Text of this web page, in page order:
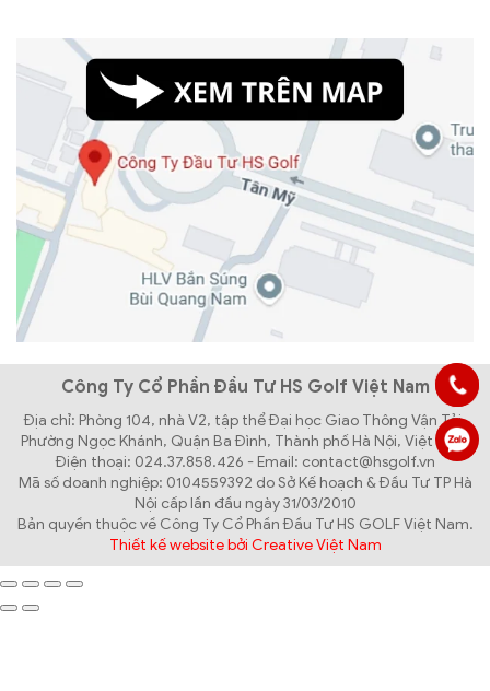
Công Ty Cổ Phần Đầu Tư HS Golf Việt Nam
Địa chỉ: Phòng 104, nhà V2, tập thể Đại học Giao Thông Vận Tải,
Phường Ngọc Khánh, Quận Ba Đình, Thành phố Hà Nội, Việt Nam
Điện thoại: 024.37.858.426 - Email: contact@hsgolf.vn
Mã số doanh nghiệp: 0104559392 do Sở Kế hoạch & Đầu Tư TP Hà
Nội cấp lần đầu ngày 31/03/2010
Bản quyền thuộc về Công Ty Cổ Phần Đầu Tư HS GOLF Việt Nam.
Thiết kế website bởi Creative Việt Nam